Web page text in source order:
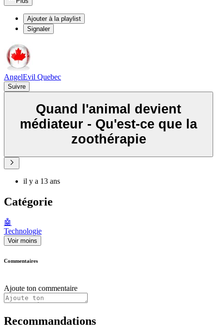
Ajouter à la playlist
Signaler
AngelEvil Quebec
Suivre
Quand l'animal devient
médiateur - Qu'est-ce que la
zoothérapie
il y a 13 ans
Catégorie
🤖
Technologie
Voir moins
Commentaires
Ajoute ton commentaire
Recommandations